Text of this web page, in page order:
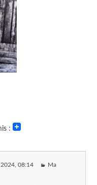
:
2024, 08:14 Ma